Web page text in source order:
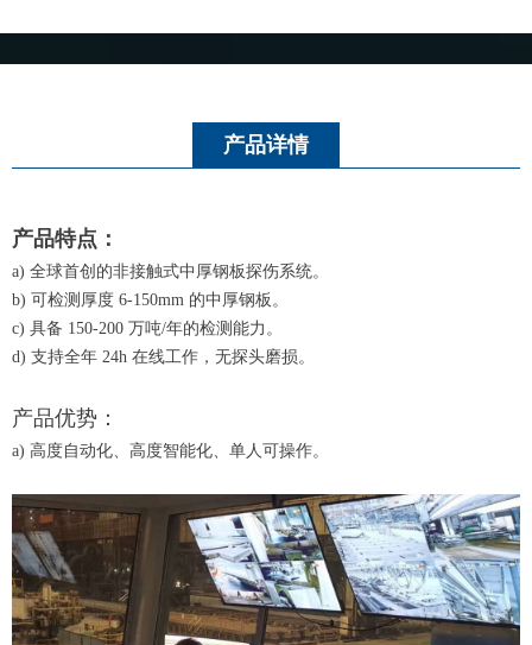
产品详情
产品特点：
a) 全球首创的非接触式中厚钢板探伤系统。
b) 可检测厚度 6-150mm 的中厚钢板。
c) 具备 150-200 万吨/年的检测能力。
d) 支持全年 24h 在线工作，无探头磨损。
产品优势：
a) 高度自动化、高度智能化、单人可操作。